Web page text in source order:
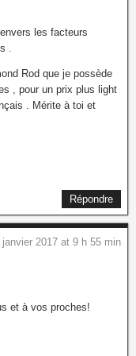
les facteurs
.
Rod que je possède
, pour un prix plus light
. Mérite à toi et
Répondre
janvier 2017 at 9 h 55 min
et à vos proches!